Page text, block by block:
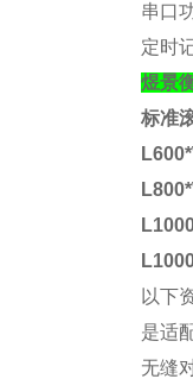
串口
定时
煜景
标准
以下
是适
无缝